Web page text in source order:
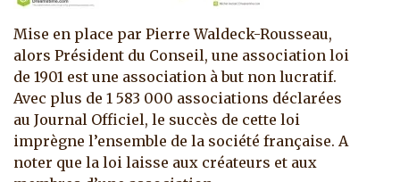
Mise en place par Pierre Waldeck-Rousseau,
alors Président du Conseil, une association loi
de 1901 est une association à but non lucratif.
Avec plus de 1 583 000 associations déclarées
au Journal Officiel, le succès de cette loi
imprègne l’ensemble de la société française. A
noter que la loi laisse aux créateurs et aux